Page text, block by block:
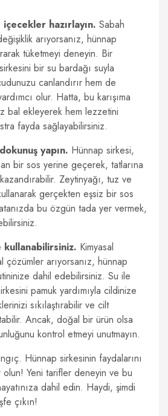
hazırlayın. Sabah
arıyorsanız, hünnap
tüketmeyi deneyin. Bir
bir su bardağı suyla
canlandırır hem de
olur. Hatta, bu karışıma
bal ekleyerek hem lezzetini
fayda sağlayabilirsiniz.
yapın. Hünnap sirkesi,
bir sos yerine geçerek, tatlarına
Zeytinyağı, tuz ve
gerçekten eşsiz bir sos
bu özgün tada yer vermek,
kullanabilirsiniz. Kimyasal
arıyorsanız, hünnap
dahil edebilirsiniz. Su ile
pamuk yardımıyla cildinize
sıkılaştırabilir ve cilt
Ancak, doğal bir ürün olsa
kontrol etmeyi unutmayın.
Hünnap sirkesinin faydalarını
Yeni tarifler deneyin ve bu
dahil edin. Haydi, şimdi
çıkın!